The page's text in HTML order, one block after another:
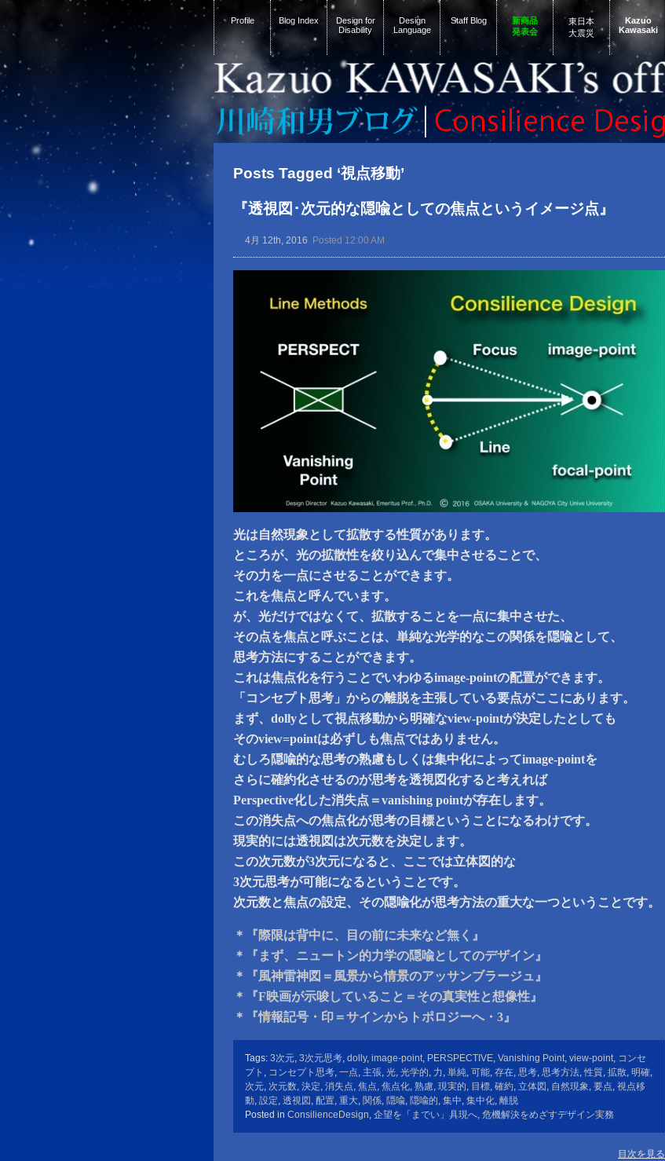
Profile Blog Index
Design for
Disability
Design
Language
Staff Blog
新商品
発表会
東日本
大震災
Kazuo
Kawasaki
Posts Tagged ‘視点移動’
『透視図･次元的な隠喩としての焦点というイメージ点』
4月 12th, 2016 Posted 12:00 AM
光は自然現象として拡散する性質があります。
ところが、光の拡散性を絞り込んで集中させることで、
その力を一点にさせることができます。
これを焦点と呼んでいます。
が、光だけではなくて、拡散することを一点に集中させた、
その点を焦点と呼ぶことは、単純な光学的なこの関係を隠喩として、
思考方法にすることができます。
これは焦点化を行うことでいわゆるimage-pointの配置ができます。
「コンセプト思考」からの離脱を主張している要点がここにあります。
まず、dollyとして視点移動から明確なview-pointが決定したとしても
そのview=pointは必ずしも焦点ではありません。
むしろ隠喩的な思考の熟慮もしくは集中化によってimage-pointを
さらに確約化させるのが思考を透視図化すると考えれば
Perspective化した消失点＝vanishing pointが存在します。
この消失点への焦点化が思考の目標ということになるわけです。
現実的には透視図は次元数を決定します。
この次元数が3次元になると、ここでは立体図的な
3次元思考が可能になるということです。
次元数と焦点の設定、その隠喩化が思考方法の重大な一つということです。
＊『際限は背中に、目の前に未来など無く』
＊『まず、ニュートン的力学の隠喩としてのデザイン』
＊『風神雷神図＝風景から情景のアッサンブラージュ』
＊『F映画が示唆していること＝その真実性と想像性』
＊『情報記号・印＝サインからトポロジーへ・3』
Tags: 3次元, 3次元思考, dolly, image-point, PERSPECTIVE, Vanishing Point, view-point, コンセ
プト , コンセプト思考, 一点, 主張, 光, 光学的, 力, 単純, 可能, 存在, 思考, 思考方法,性質, 拡散, 明確,
次元, 次元数, 決定, 消失点, 焦点, 焦点化, 熟慮, 現実的, 目標, 確約, 立体図 , 自然現象, 要点, 視点移
動, 設定, 透視図 , 配置, 重大, 関係, 隠喩, 隠喩的, 集中, 集中化, 離脱
Posted in ConsilienceDesign, 企望を「までい」具現へ, 危機解決をめざすデザイン実務
目次を見る